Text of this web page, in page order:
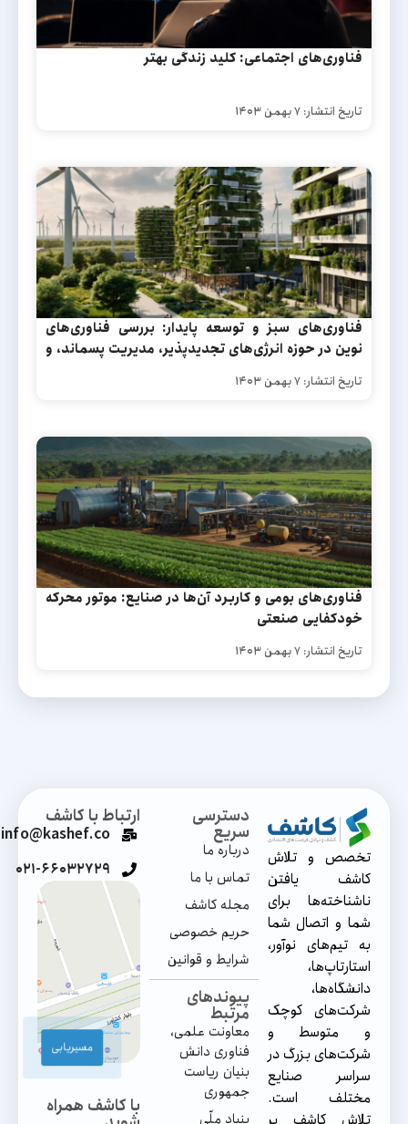
فناوری‌های اجتماعی: کلید زندگی بهتر
تاریخ انتشار: ۷ بهمن ۱۴۰۳
فناوری‌های سبز و توسعه پایدار: بررسی فناوری‌های
نوین در حوزه انرژی‌های تجدیدپذیر، مدیریت پسماند، و
محیط‌ زیست و نقش آن‌ها در توسعه پایدار ایران
تاریخ انتشار: ۷ بهمن ۱۴۰۳
فناوری‌های بومی و کاربرد آن‌ها در صنایع: موتور محرکه
خودکفایی صنعتی
تاریخ انتشار: ۷ بهمن ۱۴۰۳
تخصص و تلاش
کاشف یافتن
ناشناخته‌ها برای
شما و اتصال شما
به تیم‌های نوآور،
استارتاپ‌ها،
دانشگاه‌ها،
شرکت‌های کوچک
و متوسط و
شرکت‌های بزرگ در
سراسر صنایع
مختلف است.
دسترسی
سریع
درباره‌ ما
تماس‌ با ما
مجله کاشف
حریم خصوصی
شرایط و قوانین
پیوندهای
مرتبط
معاونت علمی،
فناوری دانش
بنیان ریاست
جمهوری
بنیاد ملّی
ارتباط با کاشف
info@kashef.co
۰۲۱-۶۶۰۳۲۷۲۹
مسیریابی
با کاشف همراه